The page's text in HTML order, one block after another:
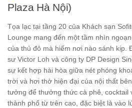
Plaza Hà Nội)
Tọa lạc tại tầng 20 của Khách sạn
Lounge mang đến một tầm nhìn
của thủ đô mà hiếm nơi nào sánh kịp.
sư Victor Loh và công ty DP Design
sự kết hợp hài hòa giữa nét phóng
trời và hơi thở hiện đại của nội thất
tưởng để thưởng thức cà phê, cocktail
thành phố từ trên cao, đặc biệt là vào